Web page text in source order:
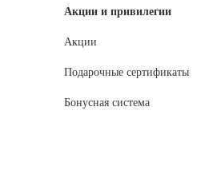
Акции и привилегии
Акции
Подарочные сертификаты
Бонусная система